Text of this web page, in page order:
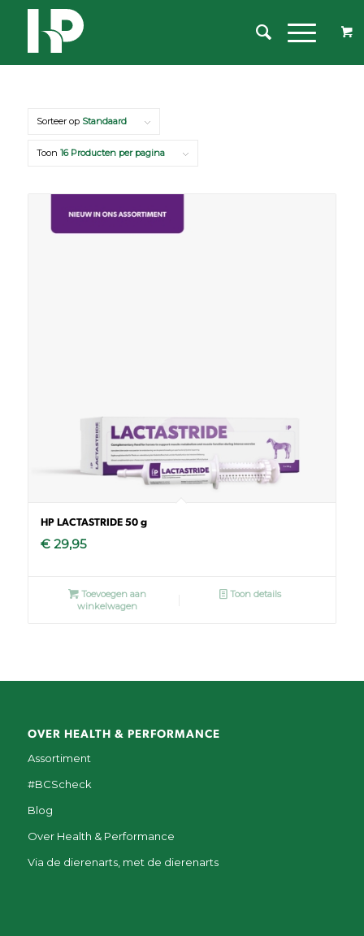
Sorteer op Standaard
Toon 16 Producten per pagina
HP LACTASTRIDE 50 g
€29,95
Toevoegen aan
winkelwagen
Toon details
OVER HEALTH & PERFORMANCE
Assortiment
#BCScheck
Blog
Over Health & Performance
Via de dierenarts, met de dierenarts